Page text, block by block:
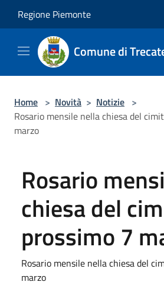
Regione Piemonte
Comune di
Home > Novità > Notizie >
Rosario mensile nella chiesa del
marzo
Rosario
chiesa del
prossimo 7
Rosario mensile nella chiesa del
marzo